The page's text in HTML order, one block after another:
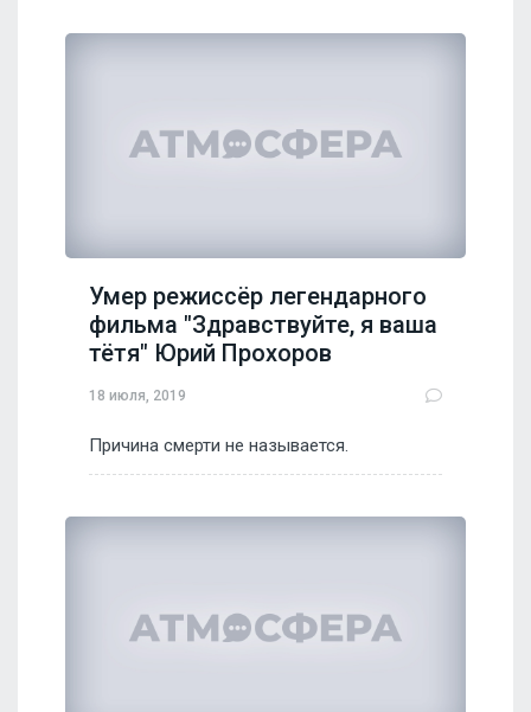
Умер режиссёр легендарного
фильма "Здравствуйте, я ваша
тётя" Юрий Прохоров
18 июля, 2019
Причина смерти не называется.